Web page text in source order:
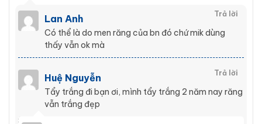
Lan Anh Trả lời
Có thể là do men răng của bn đó chứ mik dùng
thấy vẫn ok mà
Huệ Nguyễn Trả lời
Tẩy trắng đi bạn ơi, mình tẩy trắng 2 năm nay răng
vẫn trắng đẹp